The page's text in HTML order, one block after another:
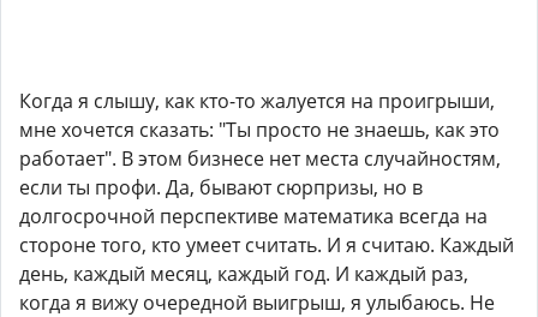
Когда я слышу, как кто-то жалуется на проигрыши,
мне хочется сказать: "Ты просто не знаешь, как это
работает". В этом бизнесе нет места случайностям,
если ты профи. Да, бывают сюрпризы, но в
долгосрочной перспективе математика всегда на
стороне того, кто умеет считать. И я считаю. Каждый
день, каждый месяц, каждый год. И каждый раз,
когда я вижу очередной выигрыш, я улыбаюсь. Не